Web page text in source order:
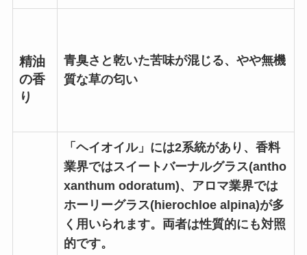
精油
の香
り
青臭さと乾いた苦味が混じる、やや無機
質な草の匂い
「ヘイオイル」には2系統があり、香料
業界ではスイートバーナルグラス(antho
xanthum odoratum)、アロマ業界では
ホーリーグラス(hierochloe alpina)が多
く用いられます。両者は性質的にも対照
的です。